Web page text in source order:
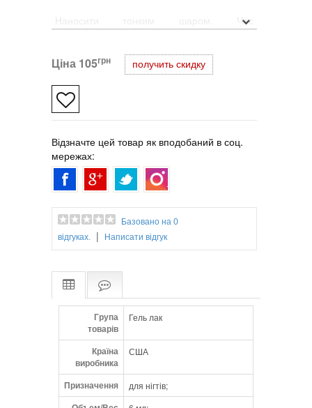
Наносити тонким шаром. Час
полімеризації в LED-лампі 30-60 сек або
Видаляється за допомогою засобу F.O.X
Gel Remover 10 хв.
Ціна 105грн получить скидку
Відзначте цей товар як вподобаний в соц.
мережах:
Базовано на 0
відгуках.
| Написати відгук
Група
товарів
Гель лак
Країна
виробника
США
Призначення для нігтів;